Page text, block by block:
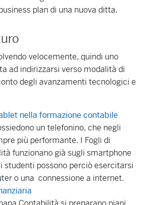
plan di una nuova ditta.
velocemente, quindi uno
ad indirizzarsi verso modalità di
degli avanzamenti tecnologici e
nella formazione contabile
un telefonino, che negli
più performante. I Fogli di
funzionano già sugli smartphone
studenti possono perciò esercitarsi
o una connessione a internet.